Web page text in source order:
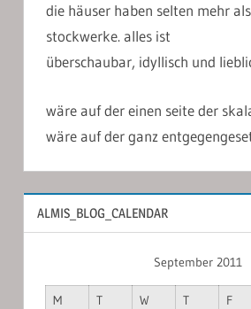
die häuser haben selten mehr
stockwerke. alles ist
überschaubar, idyllisch und
wäre auf der einen seite der
wäre auf der ganz
ALMIS_BLOG_CALENDAR
September 2011
M T W T F